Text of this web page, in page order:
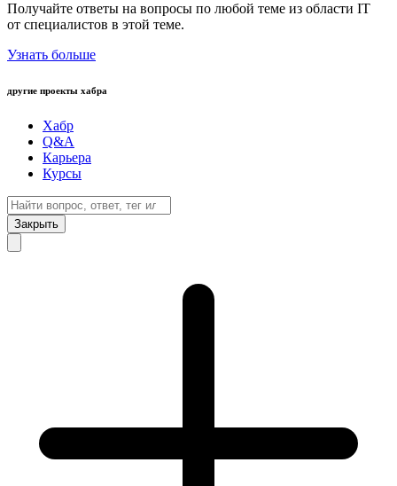
Получайте ответы на вопросы по любой теме из области IT
от специалистов в этой теме.
Узнать больше
другие проекты хабра
Хабр
Q&A
Карьера
Курсы
Закрыть